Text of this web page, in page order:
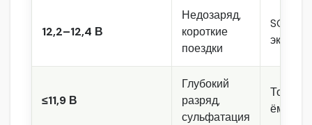
12,2–12,4 В
Недозаряд,
короткие
поездки
SOC,
≤11,9 В
Глубокий
разряд,
сульфатация
Ток
ёмкость